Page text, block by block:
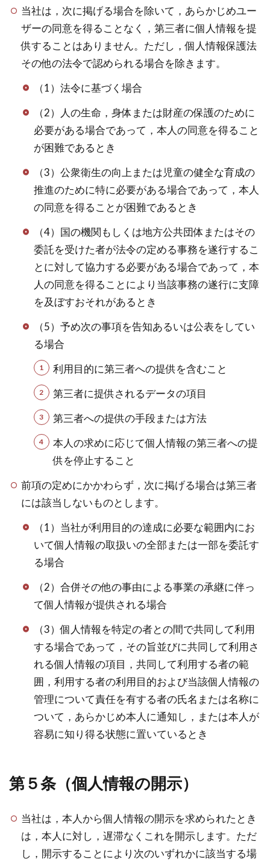
当社は，次に掲げる場合を除いて，あらかじめユー
ザーの同意を得ることなく，第三者に個人情報を提
供することはありません。ただし，個人情報保護法
その他の法令で認められる場合を除きます。
（1）法令に基づく場合
（2）人の生命，身体または財産の保護のために
必要がある場合であって，本人の同意を得ること
が困難であるとき
（3）公衆衛生の向上または児童の健全な育成の
推進のために特に必要がある場合であって，本人
の同意を得ることが困難であるとき
（4）国の機関もしくは地方公共団体またはその
委託を受けた者が法令の定める事務を遂行するこ
とに対して協力する必要がある場合であって，本
人の同意を得ることにより当該事務の遂行に支障
を及ぼすおそれがあるとき
（5）予め次の事項を告知あるいは公表をしてい
る場合
利用目的に第三者への提供を含むこと
第三者に提供されるデータの項目
第三者への提供の手段または方法
本人の求めに応じて個人情報の第三者への提
供を停止すること
前項の定めにかかわらず，次に掲げる場合は第三者
には該当しないものとします。
（1）当社が利用目的の達成に必要な範囲内にお
いて個人情報の取扱いの全部または一部を委託す
る場合
（2）合併その他の事由による事業の承継に伴っ
て個人情報が提供される場合
（3）個人情報を特定の者との間で共同して利用
する場合であって，その旨並びに共同して利用さ
れる個人情報の項目，共同して利用する者の範
囲，利用する者の利用目的および当該個人情報の
管理について責任を有する者の氏名または名称に
ついて，あらかじめ本人に通知し，または本人が
容易に知り得る状態に置いているとき
第５条（個人情報の開示）
当社は，本人から個人情報の開示を求められたとき
は，本人に対し，遅滞なくこれを開示します。ただ
し，開示することにより次のいずれかに該当する場